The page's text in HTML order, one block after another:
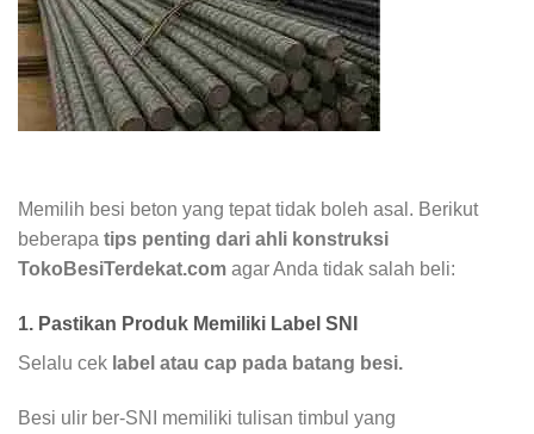
Memilih besi beton yang tepat tidak boleh asal. Berikut
beberapa tips penting dari ahli konstruksi
TokoBesiTerdekat.com agar Anda tidak salah beli:
1. Pastikan Produk Memiliki Label SNI
Selalu cek label atau cap pada batang besi.
Besi ulir ber-SNI memiliki tulisan timbul yang